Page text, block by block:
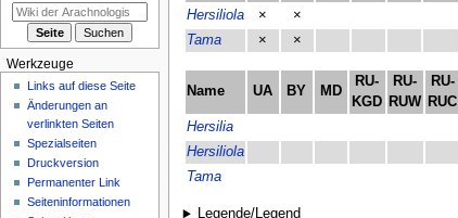
Hersiliola
×
×
Tama
× ×
Name UA BY MD
RU-
KGD
RU-
RUW
RU-
RUC
Hersilia
Hersiliola
Tama
Legende/Legend
Werkzeuge
Links auf diese Seite
Änderungen an
verlinkten Seiten
Spezialseiten
Druckversion
Permanenter Link
Seiten­­informationen